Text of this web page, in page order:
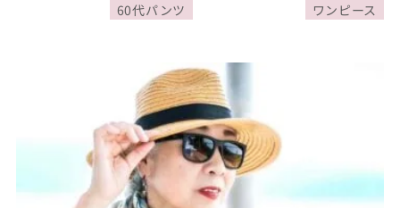
60代パンツ
ワンピース